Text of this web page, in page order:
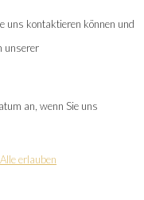
uns kontaktieren können und
unserer
an, wenn Sie uns
Alle erlauben